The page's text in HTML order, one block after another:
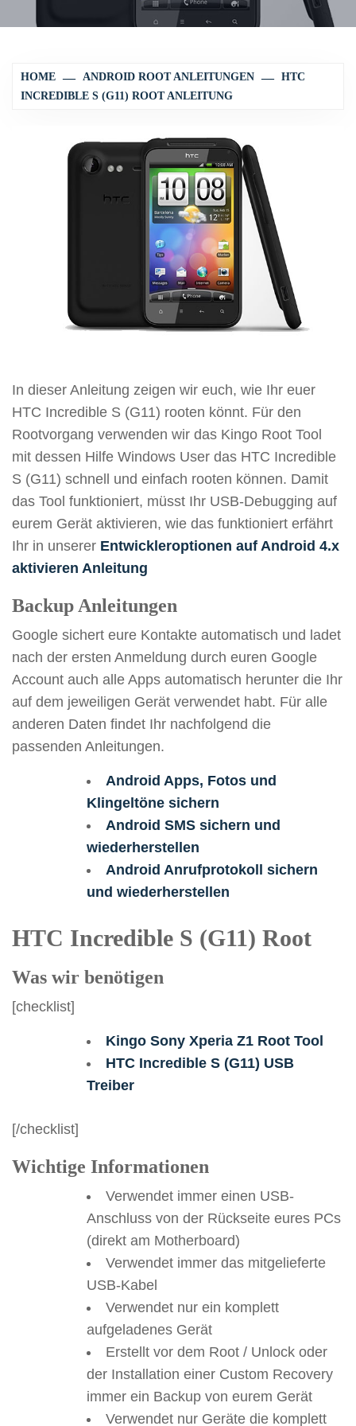
HOME ANDROID ROOT ANLEITUNGEN
HTC
INCREDIBLE S (G11) ROOT ANLEITUNG
In dieser Anleitung zeigen wir euch, wie Ihr euer
HTC Incredible S (G11) rooten könnt. Für den
Rootvorgang verwenden wir das Kingo Root Tool
mit dessen Hilfe Windows User das HTC Incredible
S (G11) schnell und einfach rooten können. Damit
das Tool funktioniert, müsst Ihr USB-Debugging auf
eurem Gerät aktivieren, wie das funktioniert erfährt
Ihr in unserer Entwickleroptionen auf Android 4.x
aktivieren Anleitung
Backup Anleitungen
Google sichert eure Kontakte automatisch und ladet
nach der ersten Anmeldung durch euren Google
Account auch alle Apps automatisch herunter die Ihr
auf dem jeweiligen Gerät verwendet habt. Für alle
anderen Daten findet Ihr nachfolgend die
passenden Anleitungen.
Android Apps, Fotos und
Klingeltöne sichern
Android SMS sichern und
wiederherstellen
Android Anrufprotokoll sichern
und wiederherstellen
HTC Incredible S (G11) Root
Was wir benötigen
[checklist]
Kingo Sony Xperia Z1 Root Tool
HTC Incredible S (G11) USB
Treiber
[/checklist]
Wichtige Informationen
Verwendet immer einen USB-
Anschluss von der Rückseite eures PCs
(direkt am Motherboard)
Verwendet immer das mitgelieferte
USB-Kabel
Verwendet nur ein komplett
aufgeladenes Gerät
Erstellt vor dem Root / Unlock oder
der Installation einer Custom Recovery
immer ein Backup von eurem Gerät
Verwendet nur Geräte die komplett